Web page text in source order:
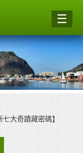
☰
大奇蹟藏密碼】